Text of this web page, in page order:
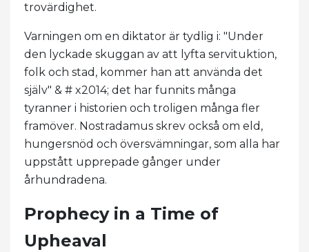
trovärdighet.
Varningen om en diktator är tydlig i: "Under
den lyckade skuggan av att lyfta servituktion,
folk och stad, kommer han att använda det
själv" & # x2014; det har funnits många
tyranner i historien och troligen många fler
framöver. Nostradamus skrev också om eld,
hungersnöd och översvämningar, som alla har
uppstått upprepade gånger under
århundradena.
Prophecy in a Time of
Upheaval